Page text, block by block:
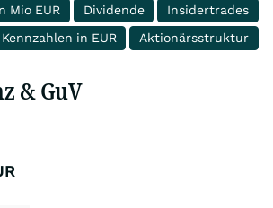
Mio EUR Dividende
Insidertrades
Kennzahlen in EUR
Aktionärsstruktur
& GuV